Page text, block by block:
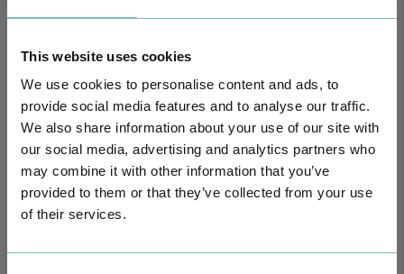
This website uses cookies
We use cookies to personalise content and ads, to
provide social media features and to analyse our traffic.
We also share information about your use of our site with
our social media, advertising and analytics partners who
may combine it with other information that you’ve
provided to them or that they’ve collected from your use
of their services.
O GRUPO HPA AGORA É CUF: JUNTOS E CADA VEZ MAIS
PRÓXIMOS.
Para cuidar de si no Algarve, Alentejo e Madeira